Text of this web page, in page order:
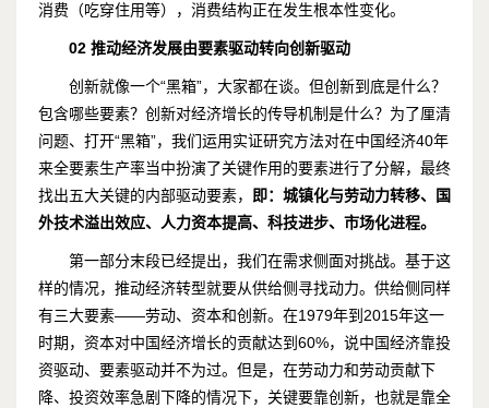
消费（吃穿住用等），消费结构正在发生根本性变化。
02 推动经济发展由要素驱动转向创新驱动
创新就像一个“黑箱”，大家都在谈。但创新到底是什么？
包含哪些要素？创新对经济增长的传导机制是什么？为了厘清
问题、打开“黑箱”，我们运用实证研究方法对在中国经济40年
来全要素生产率当中扮演了关键作用的要素进行了分解，最终
找出五大关键的内部驱动要素，
即：城镇化与劳动力转移、国
外技术溢出效应、人力资本提高、科技进步、市场化进程。
第一部分末段已经提出，我们在需求侧面对挑战。基于这
样的情况，推动经济转型就要从供给侧寻找动力。供给侧同样
有三大要素——劳动、资本和创新。在1979年到2015年这一
时期，资本对中国经济增长的贡献达到60%，说中国经济靠投
资驱动、要素驱动并不为过。但是，在劳动力和劳动贡献下
降、投资效率急剧下降的情况下，关键要靠创新，也就是靠全